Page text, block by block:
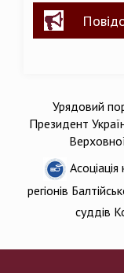
Урядовий
Президент
регіонів
суддів